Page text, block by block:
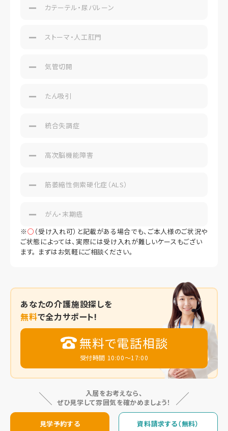
カテーテル・尿バルーン
ストーマ・人工肛門
気管切開
たん吸引
統合失調症
高次脳機能障害
筋萎縮性側索硬化症（ALS）
がん・末期癌
※○ （受け入れ可）と記載がある場合でも、ご本人様のご状況や
ご状態によっては、実際には受け入れが難しいケースもござい
ます。 まずはお気軽にご相談ください。
あなたの介護施設探しを
無料で全力サポート!
無料で電話相談
受付時間 10:00～17:00
入居をお考えなら、
ぜひ見学して雰囲気を確かめましょう！
見学予約する 資料請求する（無料）